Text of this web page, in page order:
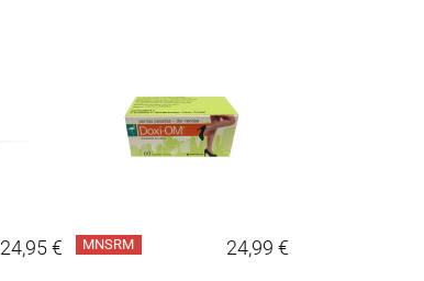
24,95 € MNSRM 24,99 €